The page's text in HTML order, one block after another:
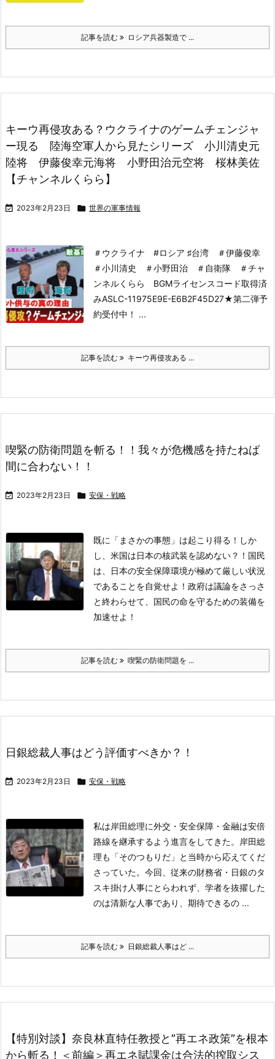
記事を読む ロシア兵器製造で ...
キーウ再侵攻ある？ウクライナのゲームチェンジャ
ー現る 陸海空軍人から見たシリーズ 小川清史元
陸将 伊藤俊幸元海将 小野田治元空将 桜林美佐
【チャンネルくらら】
 2023年2月23日  世界の軍事情報
＃ウクライナ #ロシア ♯台湾 ＃伊藤俊幸
＃小川清史 ＃小野田治 ＃自衛隊 ＃チャ
ンネルくらら BGMライセンスコード取得済
みASLC-11975E9E-E6B2F45D27★第二弾予
約受付中！ ...
記事を読む キーウ再侵攻ある ...
喫緊の防衛問題を斬る！！我々が危機感を持たねば
間に合わない！！
 2023年2月23日  安保・戦略
既に「まさかの事態」は起こり得る！しか
し、米国は日本の核武装を認めない？！国民
は、日本の安全保障環境が極めて厳しい状況
であることを自覚せよ！政府は議論をさっさ
と終わらせて、国民の命を守るための装備を
加速せよ！
記事を読む 喫緊の防衛問題を ...
日銀総裁人事はどう評価すべきか？！
 2023年2月23日  安保・戦略
私は岸田総理に外交・安全保障・金融は安倍
路線を継承するよう進言をしてきた。岸田総
理も「そのつもりだ」と当時から応えてくだ
さっていた。今回、従来の財務省・日銀のタ
スキ掛け人事にとらわれず、学者を抜擢した
のは清新な人事であり、期待できるの ...
記事を読む 日銀総裁人事はど ...
【特別対談】奈良林直特任教授と”再エネ政策”を根本
から斬る！＜前編＞再エネ賦課金は合法的搾取シス